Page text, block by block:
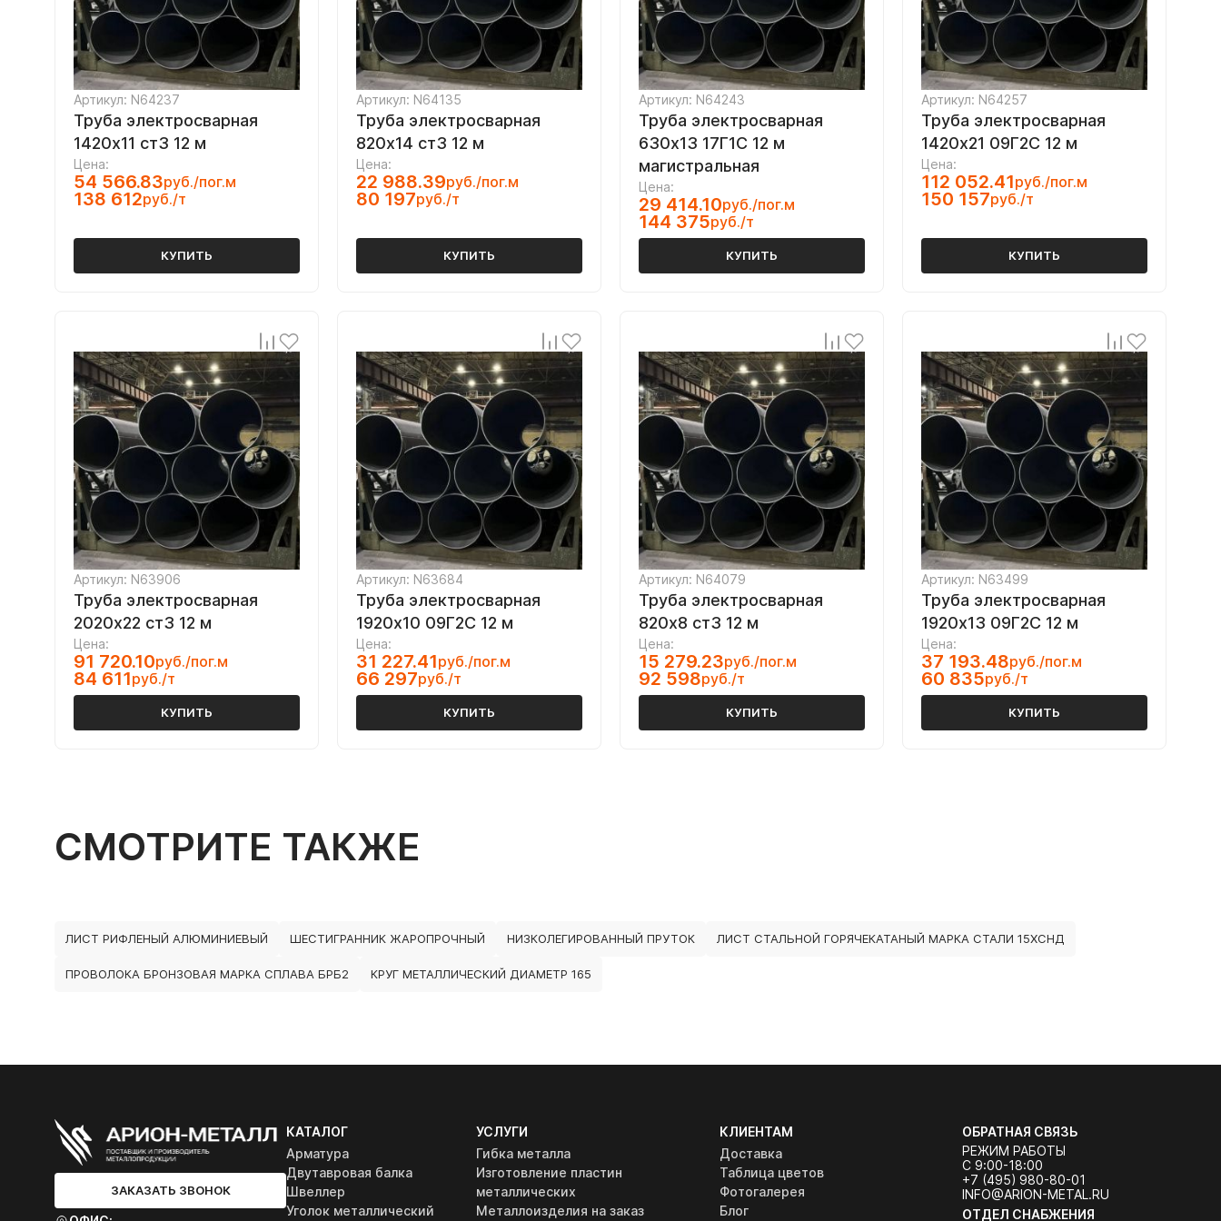
Артикул: N64237
Труба электросварная
1420х11 ст3 12 м
Цена:
54 566.83руб./пог.м
138 612руб./т
КУПИТЬ
Артикул: N64135
Труба электросварная
820х14 ст3 12 м
Цена:
22 988.39руб./пог.м
80 197руб./т
КУПИТЬ
Артикул: N64243
Труба электросварная
630х13 17Г1С 12 м
магистральная
Цена:
29 414.10руб./пог.м
144 375руб./т
КУПИТЬ
Артикул: N64257
Труба электросварная
1420х21 09Г2С 12 м
Цена:
112 052.41руб./пог.м
150 157руб./т
КУПИТЬ
Артикул: N63906
Труба электросварная
2020х22 ст3 12 м
Цена:
91 720.10руб./пог.м
84 611руб./т
КУПИТЬ
Артикул: N63684
Труба электросварная
1920х10 09Г2С 12 м
Цена:
31 227.41руб./пог.м
66 297руб./т
КУПИТЬ
Артикул: N64079
Труба электросварная
820х8 ст3 12 м
Цена:
15 279.23руб./пог.м
92 598руб./т
КУПИТЬ
Артикул: N63499
Труба электросварная
1920х13 09Г2С 12 м
Цена:
37 193.48руб./пог.м
60 835руб./т
КУПИТЬ
СМОТРИТЕ ТАКЖЕ
ЛИСТ РИФЛЕНЫЙ АЛЮМИНИЕВЫЙ ШЕСТИГРАННИК ЖАРОПРОЧНЫЙ НИЗКОЛЕГИРОВАННЫЙ ПРУТОК ЛИСТ СТАЛЬНОЙ ГОРЯЧЕКАТАНЫЙ МАРКА СТАЛИ 15ХСНД
ПРОВОЛОКА БРОНЗОВАЯ МАРКА СПЛАВА БРБ2 КРУГ МЕТАЛЛИЧЕСКИЙ ДИАМЕТР 165
ЗАКАЗАТЬ ЗВОНОК
КАТАЛОГ
Арматура
Двутавровая балка
Швеллер
Уголок металлический
УСЛУГИ
Гибка металла
Изготовление пластин
металлических
Металлоизделия на заказ
КЛИЕНТАМ
Доставка
Таблица цветов
Фотогалерея
Блог
ОБРАТНАЯ СВЯЗЬ
РЕЖИМ РАБОТЫ
С 9:00-18:00
+7 (495) 980-80-01
INFO@ARION-METAL.RU
ОТДЕЛ СНАБЖЕНИЯ